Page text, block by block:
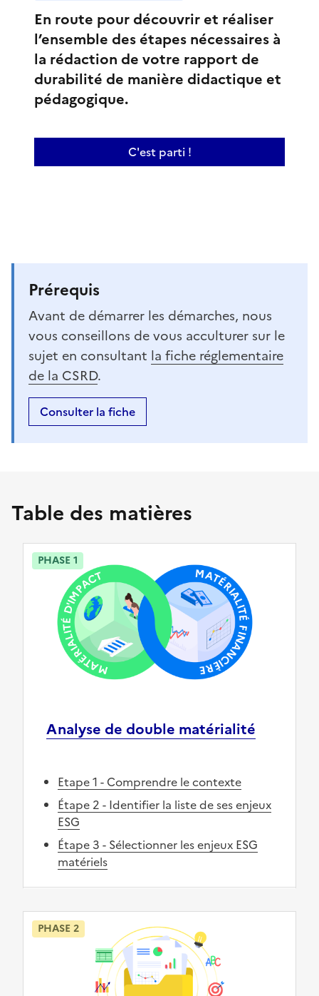
En route pour découvrir et réaliser
l’ensemble des étapes nécessaires à
la rédaction de votre rapport de
durabilité de manière didactique et
pédagogique.
C'est parti !
Prérequis
Avant de démarrer les démarches, nous
vous conseillons de vous acculturer sur le
sujet en consultant la fiche réglementaire
de la CSRD.
Consulter la fiche
Table des matières
Analyse de double matérialité
Etape 1 - Comprendre le contexte
Étape 2 - Identifier la liste de ses enjeux
ESG
Étape 3 - Sélectionner les enjeux ESG
matériels
PHASE 1
PHASE 2